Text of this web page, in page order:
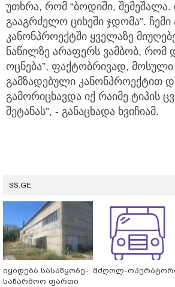
უთხრა, რომ “ბოდიში, შემეშალა.
გააგრძელო ციხეში ჯდომა”. ჩემი
კანონპროექტში ყველაზე
ნაწილზე არაფერს ვამბობ, რომ
ოცნება”, ფაქტობრივად,
გამზადებული კანონპროექტით
გამორიცხავდა იქ რაიმე ტიპის
შეტანას”, - განაცხადა ხვიჩიამ.
SS.GE
იყიდება სასაწყობე-
საწარმოო ფართი
მძღოლ-